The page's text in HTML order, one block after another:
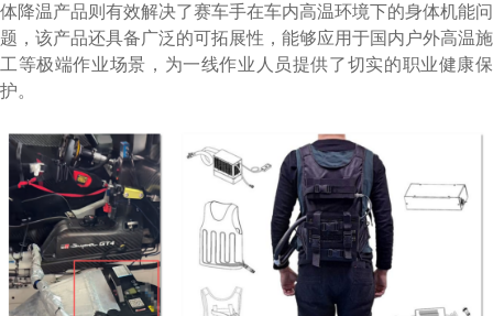
体降温产品则有效解决了赛车手在车内高温环境下的身体机能问
题，该产品还具备广泛的可拓展性，能够应用于国内户外高温施
工等极端作业场景，为一线作业人员提供了切实的职业健康保
护。